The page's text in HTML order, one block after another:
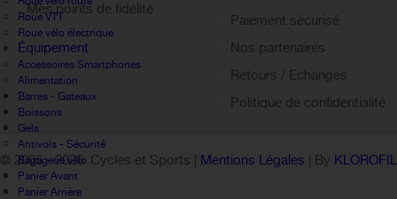
Roue VTT
Roue vélo électrique
Équipement
Accessoires Smartphones
Alimentation
Barres - Gateaux
Boissons
Gels
Antivols - Sécurité
Bagagerie vélo
Panier Avant
Panier Arrière
Mes points de fidélité
Sign out
Paiement sécurisé
Nos partenaires
Retours / Echanges
Politique de confidentialité
© 2005 -2026 Cycles et Sports | Mentions Légales | By